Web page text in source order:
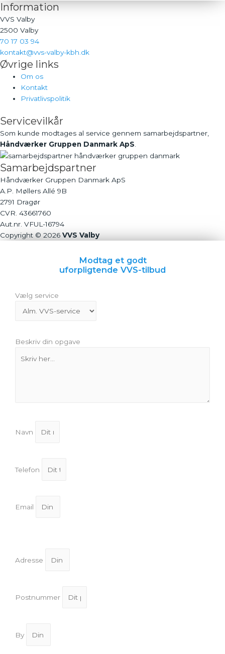
Information
VVS Valby
2500 Valby
70 17 03 94
kontakt@vvs-valby-kbh.dk
Øvrige links
Om os
Kontakt
Privatlivspolitik
Servicevilkår
Som kunde modtages al service gennem samarbejdspartner,
Håndværker Gruppen Danmark ApS
Samarbejdspartner
Håndværker Gruppen Danmark ApS
A.P. Møllers Allé 9B
2791 Dragør
CVR. 43661760
Aut.nr. VFUL-16794
Copyright © 2026 VVS Valby
Modtag et godt
uforpligtende VVS-tilbud
Vælg service
Beskriv din opgave
Navn
Telefon
Email
Adresse
Postnummer
By